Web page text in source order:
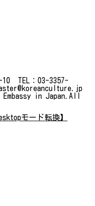
10 TEL：03-3357-
in Japan.All
モード転換】